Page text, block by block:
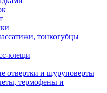
тонкогубцы
клещи
отвертки и шуруповерты
термофены и